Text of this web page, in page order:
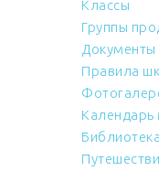
Классы
Группы
Документы
Правила
Календарь
Библиотека